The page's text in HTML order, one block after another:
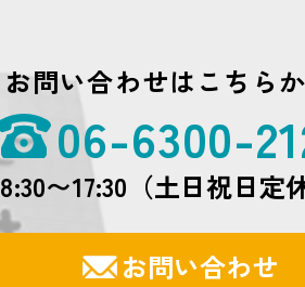
お問い合わせはこちら
06-6300-
8:30〜17:30（土日祝日定休
お問い合わせ